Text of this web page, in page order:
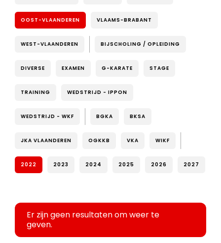
OOST-VLAANDEREN VLAAMS-BRABANT
WEST-VLAANDEREN BIJSCHOLING / OPLEIDING
DIVERSE EXAMEN G-KARATE STAGE
TRAINING WEDSTRIJD - IPPON
WEDSTRIJD - WKF BGKA BKSA
JKA VLAANDEREN OGKKB VKA WIKF
2022 2023 2024 2025 2026 2027
Er zijn geen resultaten om weer te
geven.